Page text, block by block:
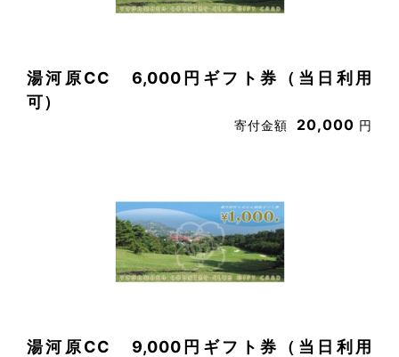
湯河原CC 6,000円ギフト券（当日利用
可）
寄付金額 20,000 円
湯河原CC 9,000円ギフト券（当日利用